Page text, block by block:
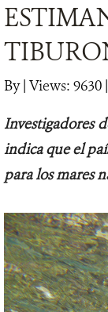
By| Views: 9630|
Investigadores
indica que el
para los mares